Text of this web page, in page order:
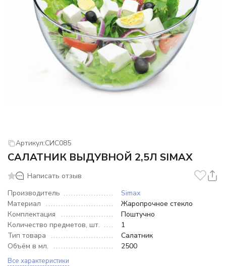
Артикул:СИС085
САЛАТНИК ВЫДУВНОЙ 2,5Л SIMAX
Написать отзыв
Производитель
Simax
Материал
Жаропрочное стекло
Комплектация
Поштучно
Количество предметов, шт.
1
Тип товара
Салатник
Объём в мл.
2500
Все характеристики